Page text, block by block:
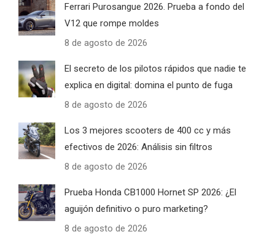
Ferrari Purosangue 2026. Prueba a fondo del
V12 que rompe moldes
8 de agosto de 2026
El secreto de los pilotos rápidos que nadie te
explica en digital: domina el punto de fuga
8 de agosto de 2026
Los 3 mejores scooters de 400 cc y más
efectivos de 2026: Análisis sin filtros
8 de agosto de 2026
Prueba Honda CB1000 Hornet SP 2026: ¿El
aguijón definitivo o puro marketing?
8 de agosto de 2026